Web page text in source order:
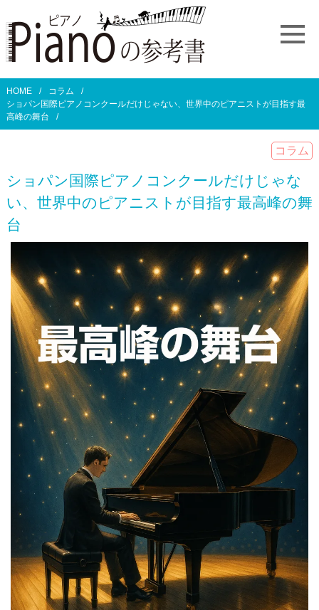
HOME
コラム
ショパン国際ピアノコンクールだけじゃない、世界中のピアニストが目指す最
高峰の舞台
コラム
ショパン国際ピアノコンクールだけじゃな
い、世界中のピアニストが目指す最高峰の舞
台